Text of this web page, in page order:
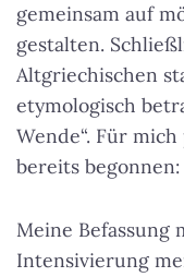
gemeinsam auf
gestalten.
Altgriechischen
etymologisch
Wende“. Für
bereits begonnen:
Meine Befassung
Intensivierung